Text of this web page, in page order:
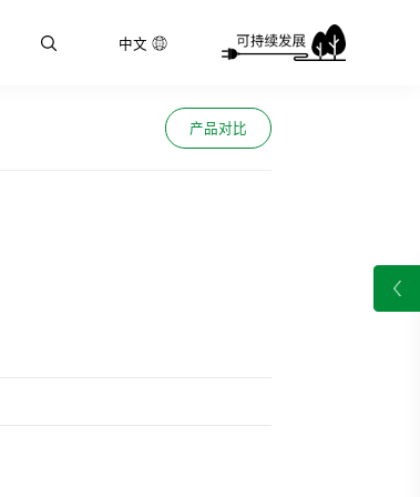
中文
产品对比